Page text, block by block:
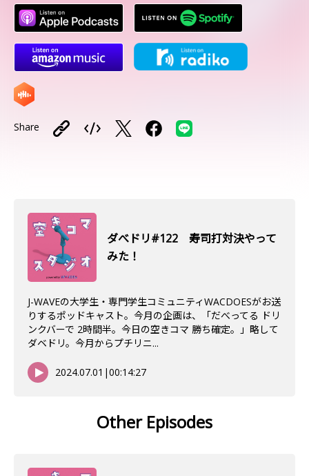
Share
ダべドリ#122 寿司打対決やって
みた！
J-WAVEの大学生・専門学生コミュニティWACDOESがお送
りするポッドキャスト。今月の企画は、「だべってる ドリ
ンクバーで 2時間半。今日の空きコマ 勝ち確定。」略して
ダベドリ。今月からプチリニ...
2024.07.01 |00:14:27
Other Episodes